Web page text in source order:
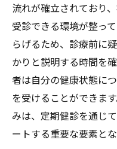
流れが確立されており
受診できる環境が整っ
らげるため、診療前に
かりと説明する時間を
者は自分の健康状態に
を受けることができま
みは、定期健診を通じ
ートする重要な要素とな